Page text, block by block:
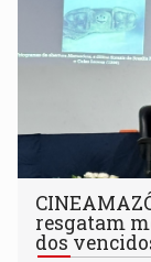
resgatam
dos